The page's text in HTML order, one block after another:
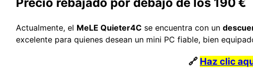
Actualmente, el MeLE Quieter4C se encuentra con un
excelente para quienes desean un mini PC fiable, bien
🔗 Haz clic